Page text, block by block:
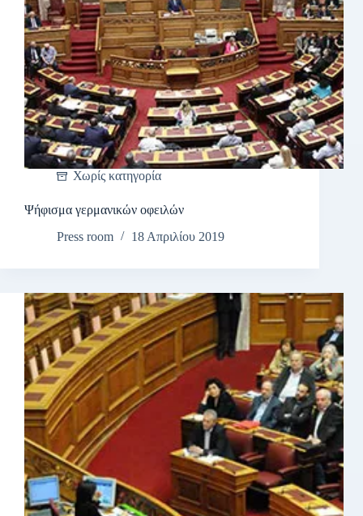
Χωρίς κατηγορία
Ψήφισμα γερμανικών οφειλών
Press room
18 Απριλίου 2019